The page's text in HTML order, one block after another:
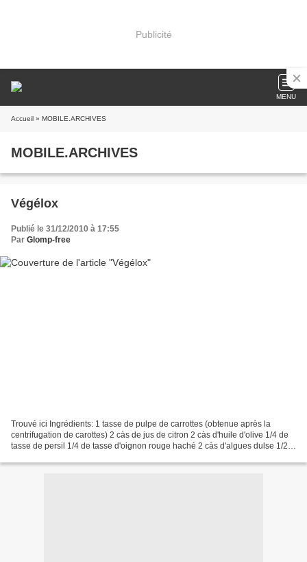
Publicité
MENU
Accueil » MOBILE.ARCHIVES
MOBILE.ARCHIVES
Végélox
Publié le 31/12/2010 à 17:55
Par Glomp-free
Trouvé ici Ingrédients: 1 tasse de pulpe de carrottes (obtenue après la
centrifugation de carottes) 2 càs de jus de citron 2 càs d'huile d'olive 1/4 de
tasse de persil 1/4 de tasse d'oignon rouge haché 2 càs d'algues dulse 1/2